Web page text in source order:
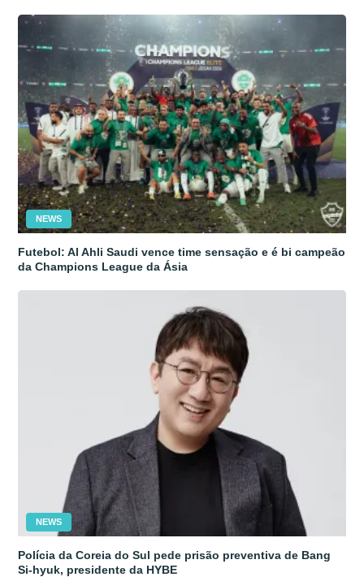
NEWS
Futebol: Al Ahli Saudi vence time sensação e é bi campeão
da Champions League da Ásia
NEWS
Polícia da Coreia do Sul pede prisão preventiva de Bang
Si-hyuk, presidente da HYBE